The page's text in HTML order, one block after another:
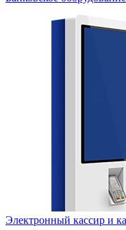
Электронный кассир и